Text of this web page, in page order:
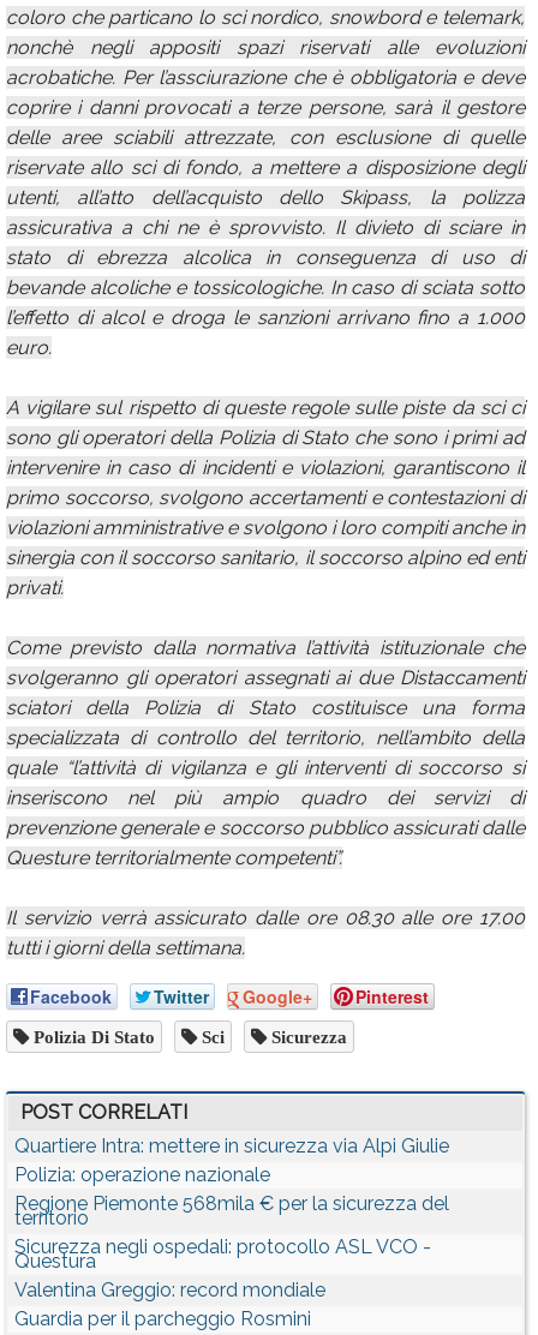
coloro che particano lo sci nordico, snowbord e telemark,
nonchè negli appositi spazi riservati alle evoluzioni
acrobatiche. Per l’assciurazione che è obbligatoria e deve
coprire i danni provocati a terze persone, sarà il gestore
delle aree sciabili attrezzate, con esclusione di quelle
riservate allo sci di fondo, a mettere a disposizione degli
utenti, all’atto dell’acquisto dello Skipass, la polizza
assicurativa a chi ne è sprovvisto. Il divieto di sciare in
stato di ebrezza alcolica in conseguenza di uso di
bevande alcoliche e tossicologiche. In caso di sciata sotto
l’effetto di alcol e droga le sanzioni arrivano fino a 1.000
euro.
A vigilare sul rispetto di queste regole sulle piste da sci ci
sono gli operatori della Polizia di Stato che sono i primi ad
intervenire in caso di incidenti e violazioni, garantiscono il
primo soccorso, svolgono accertamenti e contestazioni di
violazioni amministrative e svolgono i loro compiti anche in
sinergia con il soccorso sanitario, il soccorso alpino ed enti
privati.
Come previsto dalla normativa l’attività istituzionale che
svolgeranno gli operatori assegnati ai due Distaccamenti
sciatori della Polizia di Stato costituisce una forma
specializzata di controllo del territorio, nell’ambito della
quale “l’attività di vigilanza e gli interventi di soccorso si
inseriscono nel più ampio quadro dei servizi di
prevenzione generale e soccorso pubblico assicurati dalle
Questure territorialmente competenti”.
Il servizio verrà assicurato dalle ore 08.30 alle ore 17.00
tutti i giorni della settimana.
Facebook Twitter Google+ Pinterest
Polizia Di Stato Sci Sicurezza
POST CORRELATI
Quartiere Intra: mettere in sicurezza via Alpi Giulie
Polizia: operazione nazionale
Regione Piemonte 568mila € per la sicurezza del
territorio
Sicurezza negli ospedali: protocollo ASL VCO -
Questura
Valentina Greggio: record mondiale
Guardia per il parcheggio Rosmini